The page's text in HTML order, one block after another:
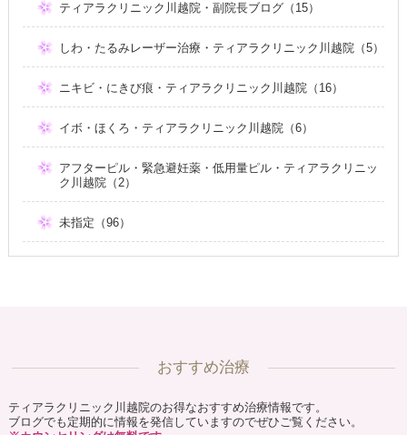
ティアラクリニック川越院・副院長ブログ（15）
しわ・たるみレーザー治療・ティアラクリニック川越院（5）
ニキビ・にきび痕・ティアラクリニック川越院（16）
イボ・ほくろ・ティアラクリニック川越院（6）
アフターピル・緊急避妊薬・低用量ピル・ティアラクリニッ
ク川越院（2）
未指定（96）
おすすめ治療
ティアラクリニック川越院のお得なおすすめ治療情報です。
ブログでも定期的に情報を発信していますのでぜひご覧ください。